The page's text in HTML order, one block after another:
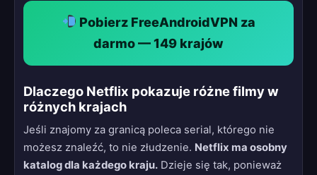
Pobierz FreeAndroidVPN za
darmo — 149 krajów
Dlaczego Netflix pokazuje różne filmy w
różnych krajach
Jeśli znajomy za granicą poleca serial, którego nie
możesz znaleźć, to nie złudzenie. Netflix ma osobny
katalog dla każdego kraju. Dzieje się tak, ponieważ